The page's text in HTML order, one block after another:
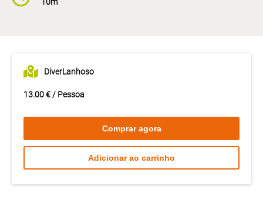
DiverLanhoso
13.00 € / Pessoa
Comprar agora
Adicionar ao carrinho